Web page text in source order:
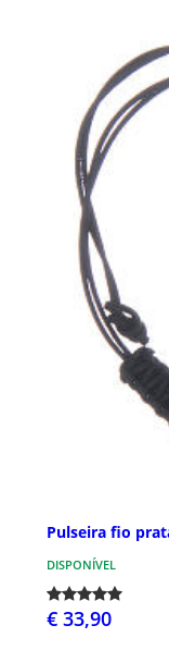
Pulseira fio
DISPONÍVEL
€ 33,90